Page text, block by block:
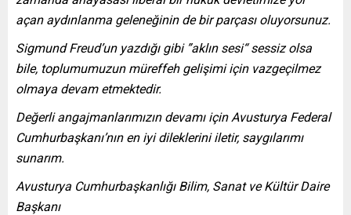
açan aydınlanma geleneğinin de bir parçası oluyorsunuz.
Sigmund Freud’un yazdığı gibi ”aklın sesi“ sessiz olsa
bile, toplumumuzun müreffeh gelişimi için vazgeçilmez
olmaya devam etmektedir.
Değerli angajmanlarımızın devamı için Avusturya Federal
Cumhurbaşkanı’nın en iyi dileklerini iletir, saygılarımı
sunarım.
Avusturya Cumhurbaşkanlığı Bilim, Sanat ve Kültür Daire
Başkanı